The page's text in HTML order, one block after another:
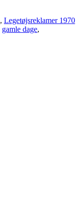
, Legetøjsreklamer 1970
gamle dage,